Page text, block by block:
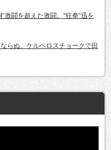
激闘を超えた激闘。“狂拳”迅を
らぬ、ケルベロスチョークで田